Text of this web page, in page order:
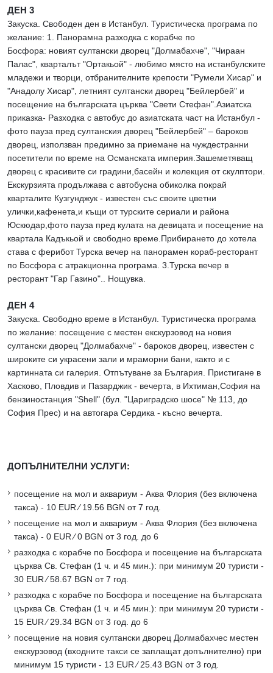
ДЕН 3
Закуска. Свободен ден в Истанбул. Туристическа програма по
желание: 1. Панорамна разходка с корабче по
Босфора: новият султански дворец "Долмабахче", "Чираан
Палас", кварталът "Ортакьой" - любимо място на истанбулските
младежи и творци, отбранителните крепости "Румели Хисар" и
"Анадолу Хисар", летният султански дворец "Бейлербей" и
посещение на българската църква "Свети Стефан".Азиатска
приказка- Разходка с автобус до азиатската част на Истанбул -
фото пауза пред султанския дворец "Бейлербей" – бароков
дворец, използван предимно за приемане на чуждестранни
посетители по време на Османската империя.Зашеметяващ
дворец с красивите си градини,басейн и колекция от скулптори.
Екскурзията продължава с автобусна обиколка покрай
кварталите Кузгунджук - известен със своите цветни
улички,кафенета,и къщи от турските сериали и района
Юскюдар,фото пауза пред кулата на девицата и посещение на
квартала Кадъкьой и свободно време.Прибирането до хотела
става с ферибот Турска вечер на панорамен кораб-ресторант
по Босфора с атракционна програма. 3.Турска вечер в
ресторант "Гар Газино".. Нощувка.
ДЕН 4
Закуска. Свободно време в Истанбул. Туристическа програма
по желание: посещение с местен екскурзовод на новия
султански дворец "Долмабахче" - бароков дворец, известен с
широките си украсени зали и мраморни бани, както и с
картинната си галерия. Отпътуване за България. Пристигане в
Хасково, Пловдив и Пазарджик - вечерта, в Ихтиман,София на
бензиностанция "Shell" (бул. "Цариградско шосе" № 113, до
София Прес) и на автогара Сердика - късно вечерта.
ДОПЪЛНИТЕЛНИ УСЛУГИ:
посещение на мол и аквариум - Аква Флория (без включена
такса) - 10 EUR ∕ 19.56 BGN от 7 год.
посещение на мол и аквариум - Аква Флория (без включена
такса) - 0 EUR ∕ 0 BGN от 3 год. до 6
разходка с корабче по Босфора и посещение на българската
църква Св. Стефан (1 ч. и 45 мин.): при минимум 20 туристи -
30 EUR ∕ 58.67 BGN от 7 год.
разходка с корабче по Босфора и посещение на българската
църква Св. Стефан (1 ч. и 45 мин.): при минимум 20 туристи -
15 EUR ∕ 29.34 BGN от 3 год. до 6
посещение на новия султански дворец Долмабахчес местен
екскурзовод (входните такси се заплащат допълнително) при
минимум 15 туристи - 13 EUR ∕ 25.43 BGN от 3 год.